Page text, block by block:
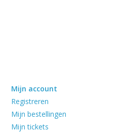
Mijn account
Registreren
Mijn bestellingen
Mijn tickets